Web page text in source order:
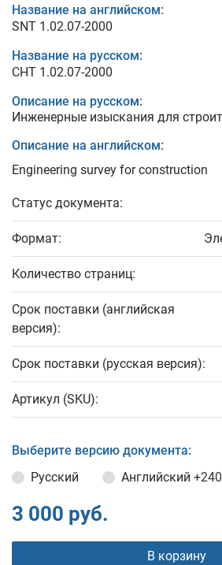
Название на английском:
SNT 1.02.07-2000
Название на русском:
СНТ 1.02.07-2000
Описание на русском:
Инженерные изыскания для
Описание на английском:
Engineering survey for construction
Статус документа:
Формат:
Количество страниц:
Срок поставки (английская
версия):
Срок поставки (русская версия):
Артикул (SKU):
Выберите версию документа:
Русский
Английский
3 000 руб.
В корзину